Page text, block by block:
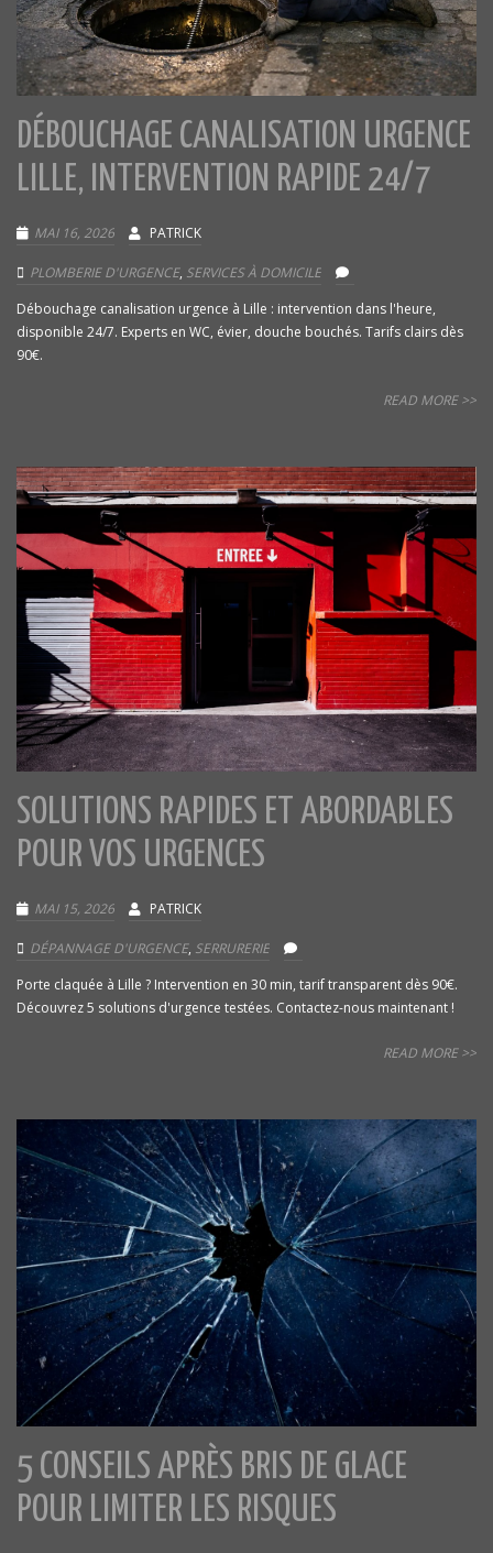
DÉBOUCHAGE CANALISATION URGENCE
LILLE, INTERVENTION RAPIDE 24/7
MAI 16, 2026 PATRICK
PLOMBERIE D'URGENCE, SERVICES À DOMICILE
Débouchage canalisation urgence à Lille : intervention dans l'heure,
disponible 24/7. Experts en WC, évier, douche bouchés. Tarifs clairs dès
90€.
READ MORE >>
SOLUTIONS RAPIDES ET ABORDABLES
POUR VOS URGENCES
MAI 15, 2026 PATRICK
DÉPANNAGE D'URGENCE, SERRURERIE
Porte claquée à Lille ? Intervention en 30 min, tarif transparent dès 90€.
Découvrez 5 solutions d'urgence testées. Contactez-nous maintenant !
READ MORE >>
5 CONSEILS APRÈS BRIS DE GLACE
POUR LIMITER LES RISQUES